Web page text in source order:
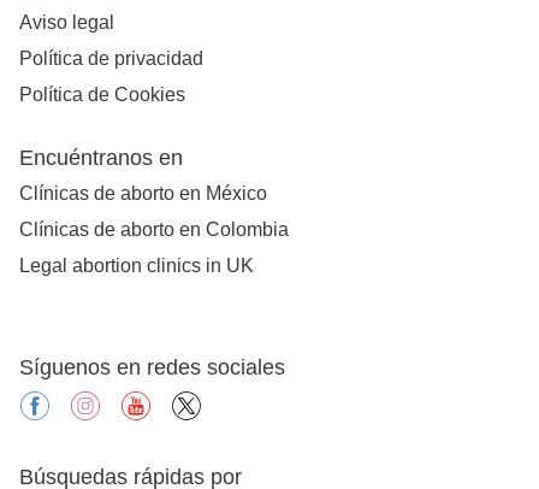
Aviso legal
Política de privacidad
Política de Cookies
Encuéntranos en
Clínicas de aborto en México
Clínicas de aborto en Colombia
Legal abortion clinics in UK
Síguenos en redes sociales
facebookinstagramyoutube
Búsquedas rápidas por